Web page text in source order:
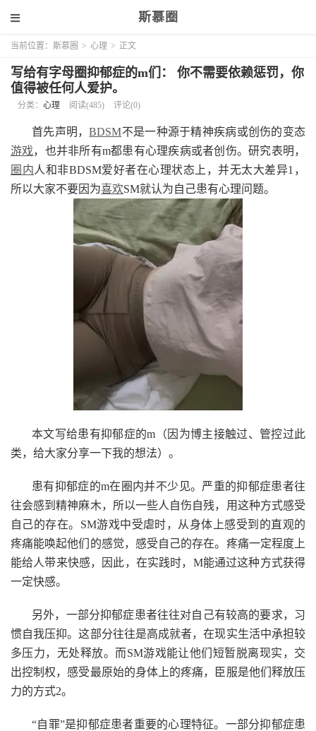
斯慕圈
当前位置： 斯慕圈 > 心理 > 正文
写给有字母圈抑郁症的m们： 你不需要依赖惩罚，你
值得被任何人爱护。
分类： 心理 阅读(485) 评论(0)
首先声明，BDSM不是一种源于精神疾病或创伤的变态
游戏，也并非所有m都患有心理疾病或者创伤。研究表明，
圈内人和非BDSM爱好者在心理状态上，并无太大差异1，
所以大家不要因为喜欢SM就认为自己患有心理问题。
本文写给患有抑郁症的m（因为博主接触过、管控过此
类，给大家分享一下我的想法）。
患有抑郁症的m在圈内并不少见。严重的抑郁症患者往
往会感到精神麻木，所以一些人自伤自残，用这种方式感受
自己的存在。SM游戏中受虐时，从身体上感受到的直观的
疼痛能唤起他们的感觉，感受自己的存在。疼痛一定程度上
能给人带来快感，因此，在实践时，M能通过这种方式获得
一定快感。
另外，一部分抑郁症患者往往对自己有较高的要求，习
惯自我压抑。这部分往往是高成就者，在现实生活中承担较
多压力，无处释放。而SM游戏能让他们短暂脱离现实，交
出控制权，感受最原始的身体上的疼痛，臣服是他们释放压
力的方式2。
“自罪”是抑郁症患者重要的心理特征。一部分抑郁症患